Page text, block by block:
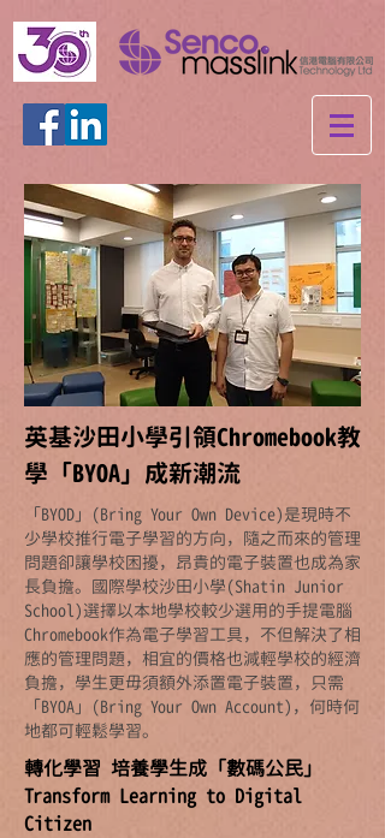
英基沙田小學引領Chromebook教
學「BYOA」成新潮流
「BYOD」(Bring Your Own Device)是現時不
少學校推行電子學習的方向，隨之而來的管理
問題卻讓學校困擾，昂貴的電子裝置也成為家
長負擔。國際學校沙田小學(Shatin Junior
School)選擇以本地學校較少選用的手提電腦
Chromebook作為電子學習工具，不但解決了相
應的管理問題，相宜的價格也減輕學校的經濟
負擔，學生更毋須額外添置電子裝置，只需
「BYOA」(Bring Your Own Account)，何時何
地都可輕鬆學習。
轉化學習 培養學生成「數碼公民」
Transform Learning to Digital
Citizen